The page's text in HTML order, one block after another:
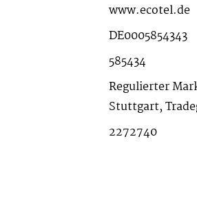
www.ecotel.de
DE0005854343
585434
Regulierter
Stuttgart,
2272740